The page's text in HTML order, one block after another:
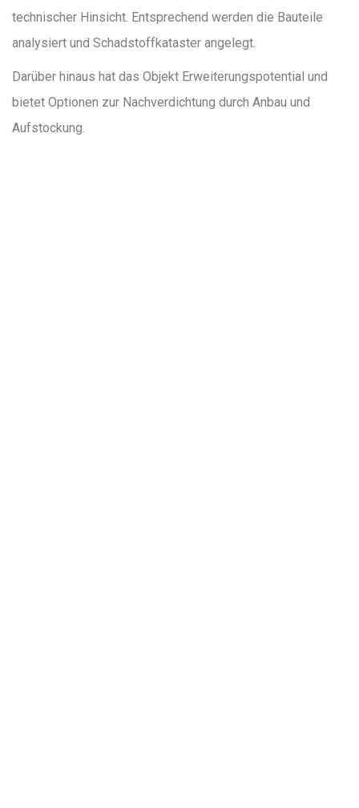
technischer Hinsicht. Entsprechend werden die Bauteile
analysiert und Schadstoffkataster angelegt.
Darüber hinaus hat das Objekt Erweiterungspotential und
bietet Optionen zur Nachverdichtung durch Anbau und
Aufstockung.